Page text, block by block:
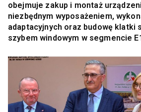
obejmuje zakup i montaż
niezbędnym wyposażeniem,
adaptacyjnych oraz budowę klatki
szybem windowym w segmencie